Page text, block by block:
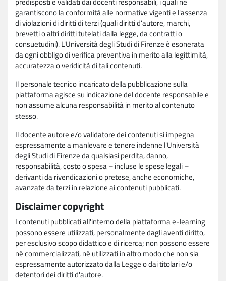
garantiscono la conformità alle normative vigenti e l'assenza
di violazioni di diritti di terzi (quali diritti d'autore, marchi,
brevetti o altri diritti tutelati dalla legge, da contratti o
consuetudini). L'Università degli Studi di Firenze è esonerata
da ogni obbligo di verifica preventiva in merito alla legittimità,
accuratezza o veridicità di tali contenuti.
Il personale tecnico incaricato della pubblicazione sulla
piattaforma agisce su indicazione del docente responsabile e
non assume alcuna responsabilità in merito al contenuto
stesso.
Il docente autore e/o validatore dei contenuti si impegna
espressamente a manlevare e tenere indenne l'Università
degli Studi di Firenze da qualsiasi perdita, danno,
responsabilità, costo o spesa – incluse le spese legali –
derivanti da rivendicazioni o pretese, anche economiche,
avanzate da terzi in relazione ai contenuti pubblicati.
Disclaimer copyright
I contenuti pubblicati all'interno della piattaforma e-learning
possono essere utilizzati, personalmente dagli aventi diritto,
per esclusivo scopo didattico e di ricerca; non possono essere
né commercializzati, né utilizzati in altro modo che non sia
espressamente autorizzato dalla Legge o dai titolari e/o
detentori dei diritti d'autore.